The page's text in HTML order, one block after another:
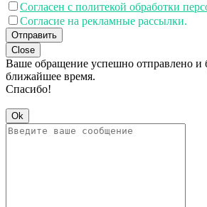
Согласен с политекой обработки
Согласие на рекламные рассылки.
Отправить
Close
Ваше обращение успешно отправлено и
ближайшее время.
Спасибо!
Ok